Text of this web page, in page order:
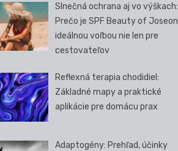
Slnečná ochrana aj vo výškach:
Prečo je SPF Beauty of Joseon
ideálnou voľbou nie len pre
cestovateľov
Reflexná terapia chodidiel:
Základné mapy a praktické
aplikácie pre domácu prax
Adaptogény: Prehľad, účinky